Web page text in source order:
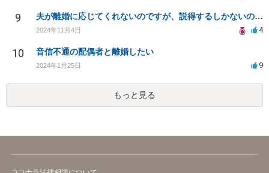
9 夫が離婚に応じてくれないのですが、説得するしかないのでしょうか。
2024年11月4日 4
10 音信不通の配偶者と離婚したい
2024年1月25日 9
もっと見る